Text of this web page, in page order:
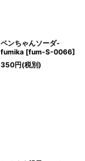
ペンちゃんソーダ-
fumika [fum-S-0066]
350円(税別)